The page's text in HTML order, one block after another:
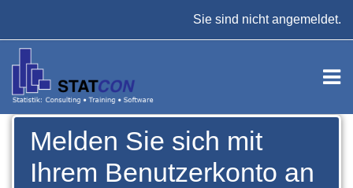
Sie sind nicht angemeldet.
Kontoerstellung abbrechen
Melden Sie sich mit
Ihrem Benutzerkonto an